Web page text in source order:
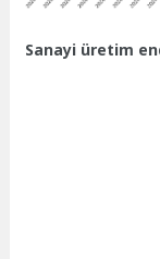
Sanayi üretim